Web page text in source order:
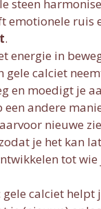
steen
emotionele ruis
.
energie in
gele calciet
en moedigt je
andere
nieuwe
je het kan
tot wie
gele calciet helpt